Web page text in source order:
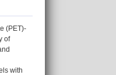
(PET)-
of
with